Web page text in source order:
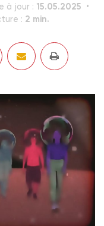
à jour : 15.05.2025
: 2 min.